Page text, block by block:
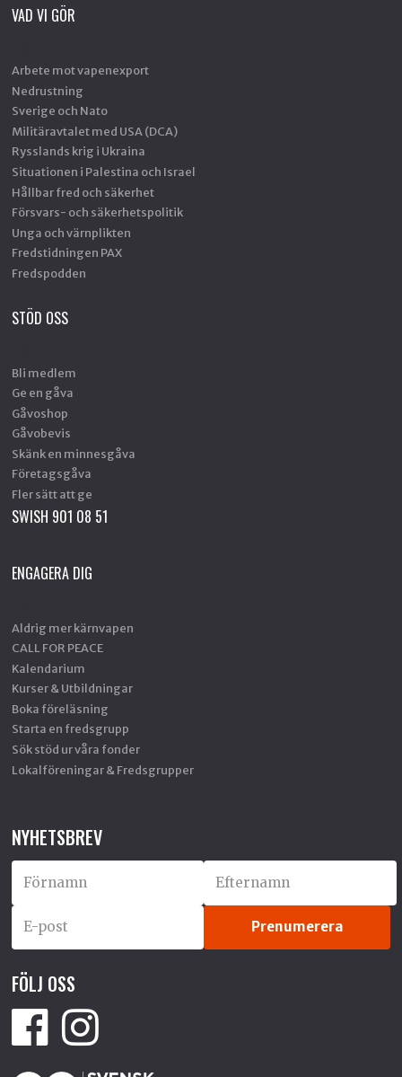
VAD VI GÖR
Arbete mot vapenexport
Nedrustning
Sverige och Nato
Militäravtalet med USA (DCA)
Rysslands krig i Ukraina
Situationen i Palestina och Israel
Hållbar fred och säkerhet
Försvars- och säkerhetspolitik
Unga och värnplikten
Fredstidningen PAX
Fredspodden
STÖD OSS
Bli medlem
Ge en gåva
Gåvoshop
Gåvobevis
Skänk en minnesgåva
Företagsgåva
Fler sätt att ge
SWISH 901 08 51
ENGAGERA DIG
Aldrig mer kärnvapen
CALL FOR PEACE
Kalendarium
Kurser & Utbildningar
Boka föreläsning
Starta en fredsgrupp
Sök stöd ur våra fonder
Lokalföreningar & Fredsgrupper
NYHETSBREV
FÖLJ OSS